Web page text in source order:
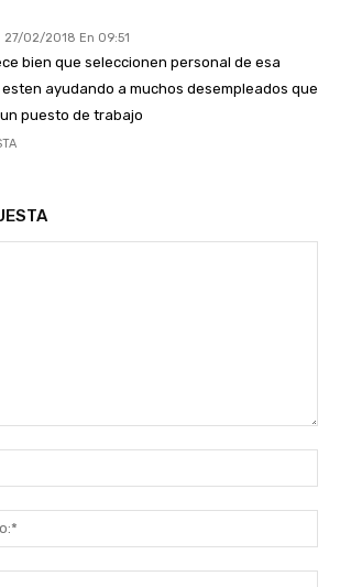
27/02/2018 En 09:51
bien que seleccionen personal de esa
ayudando a muchos desempleados que
puesto de trabajo